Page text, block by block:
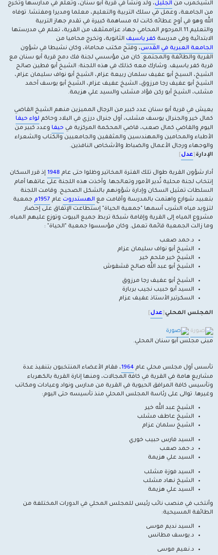
الشيخمرب من الجليل، ولد ونشأ في قرية أبو سنان، وتعلم في مدارسها وتخرج
من الجامعة، وعمل في سلك التربية والتعليم، معلما ومديرا ومفتشا. توفاه
الله وهو في أوج عطائه.كانت له مساهمة كبيرة في تقدم جهاز التربية
والتعليم.11.المرحوم المحامي جهاد عزاممثقف من القرية، تعلم في مدرستها
الابتدائية وفي مدرسة كفر ياسيف الثانوية، وتخرج محاميا من
الجامعة العبرية في القدس، وفتح مكتب محاماة، وكان نشيطا في شؤون
القرية والطائفة والمجتمع. كان من مؤسسي لجنة فك دمج قرية أبو سنان مع
قرية كفر ياسيف. وشارك معه كذلك في هذه اللجنة: الشيخ أبو فطين صالح
الشيخ، السيخ أبو عفيف سلمان ربيعة عزام، الشيخ أبو نواف سليمان عزام،
الشيخ أبو عفيف رجا مرزوق، الشيخ عفيف عزام، الشيخ أبو يوسف أحمد
مشلب، الشيخ أبو ركن فؤاد مشلب والسيد علي هزيمة.
يعيش في قرية أبو سنان عدد كبير من الرجال المميزين منهم الشيخ القاضي
كمال خير والجنرال يوسف مشلب، أول جنرال درزي في البلاد وحاكم لواء حيفا
اليوم والقاضي كمال صعب، قاضي المحكمة المركزية في حيفا وعدد كبير من
الأطباء والمحامين والمهندسين والمثقفين والجامعيين والكتاب والشعراء
والوجهاء ورجال الأعمال والضباط والأشخاص النافذين.
الإدارة [عدل]
أدار شؤون القرية طوال تلك الفترة المخاتير وظلوا حتى عام 1948 إذ قرر السكان
إنتخاب لجنة محلية تُدير الأمور وتعالجها. وأخذت هذه اللجنة على عاتقها أمام
السلطات تمثيل السكان وإدارة شؤونهم بالشكل الصحيح. وقامت اللجنة
بتعبيد شوارع واهتمت بالمدرسة وأقامت مع الهستدروت عام 1957م
جمعية
لتزويد مياه الشرب أسمها "جمعية الحياة" إستطاعت الإتفاق على إحضار
مشروع المياه إلى القرية وإقامة شبكة تربط جميع البيوت وتوزع عليهم المياه.
وما زالت الجمعية قائمة تعمل. وكان مؤسسوا جمعية "الحياة" :
د.حمد صعب
الشيخ أبو نواف سليمان عزام
الشيخ خير ملحم خير
الشيخ أبو عبد الله صالح قشقوش
الشيخ أبو عفيف رجا مرزوق
السيد أبو حبيب نجيب بربارة
السكرتير الأستاذ عفيف عزام
المجلس المحلي [عدل]
مبنى مجلس أبو سنان المحلي.
تأسس أول مجلس محلي عام 1964، فقام الأعضاء المنتخبون بتنفيذ عدة
مشاريع هامة في القرية في كافة المجالات، ومنها إنارة القرية بالكهرباء
وتأسيس كافة المرافق الحيوية في القرية من مدارس ونواد وعيادات ومكاتب
وغيرها. توالى على رئاسة المجلس المحلي منذ تأسيسه حتى اليوم:
الشيخ عبد الله خير
الشيخ عاطف مشلب
الشيخ سلمان عزام
السيد فارس حبيب خوري
د.حمد صعب
السيد علي هزيمة
السيد فوزة مشلب
الشيخ نهاد مشلب
السيد علي هزيمة
وأنتخب في منصب نائب رئيس للمجلس المحلي في الدورات المختلفة من
الطائفة المسيحية:
السيد نديم موسى
د.يوسف مطانس
د.نعيم موسى